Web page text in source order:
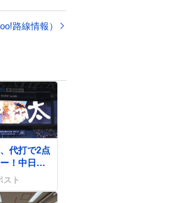
路線情報）
代打で2点
！中日ド
利に貢献
スト